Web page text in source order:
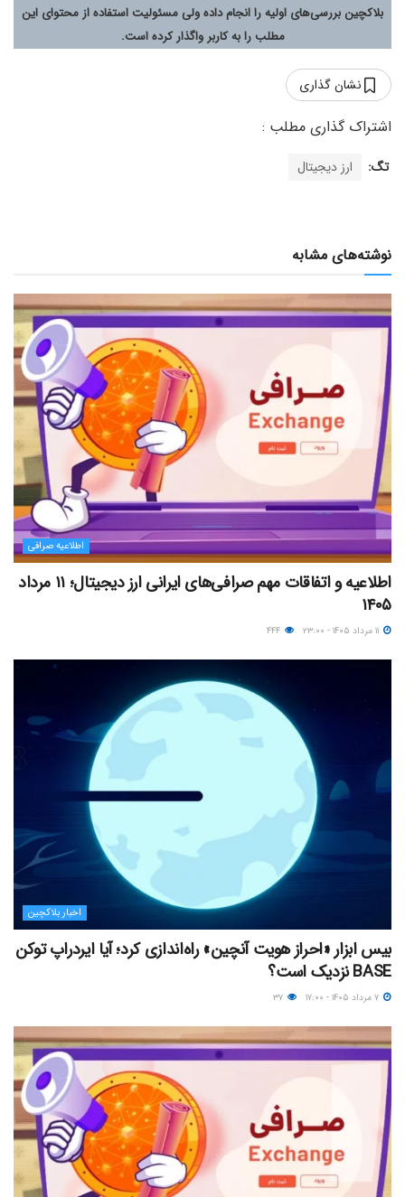
بلاکچین بررسی‌های اولیه را انجام داده ولی مسئولیت استفاده از محتوای این
مطلب را به کاربر واگذار کرده است.
نشان گذاری
تگ: ارز دیجیتال
نوشته‌های مشابه
اطلاعیه صرافی
اطلاعیه و اتفاقات مهم صرافی‌های ایرانی ارز دیجیتال؛ ۱۱ مرداد
۱۴۰۵
اخبار بلاکچین
بیس ابزار «احراز هویت آنچین» راه‌اندازی کرد؛ آیا ایردراپ توکن
BASE نزدیک‌ است؟